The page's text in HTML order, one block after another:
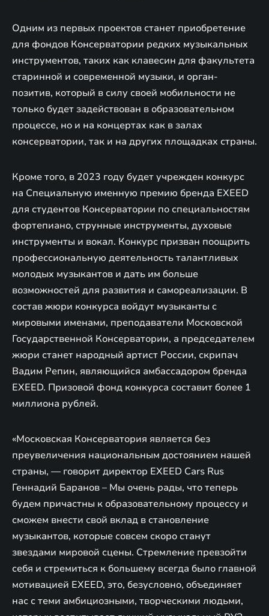
Одним из первых проектов станет приобретение
для фондов Консерватории редких музыкальных
инструментов, таких как клавесин для факультета
старинной и современной музыки, и орган-
позитив, который в силу своей мобильности не
только будет задействован в образовательном
процессе, но и на концертах как в залах
консерватории, так и на других площадках страны.
Кроме того, в 2023 году будет учрежден конкурс
на Специальную именную премию бренда EXEED
для студентов Консерватории по специальностям
фортепиано, струнные инструменты, духовые
инструменты и вокал. Конкурс призван поощрить
профессиональную деятельность талантливых
молодых музыкантов и дать им больше
возможностей для развития и самореализации. В
состав жюри конкурса войдут музыканты с
мировыми именами, преподаватели Московской
Государственной Консерватории, а председателем
жюри станет народный артист России, скрипач
Вадим Репин, являющийся амбассадором бренда
EXEED. Призовой фонд конкурса составит более 1
миллиона рублей.
«Московская Консерватория является без
преувеличения национальным достоянием нашей
страны, — говорит директор EXEED Cars Rus
Геннадий Баранов – Мы очень рады, что теперь
будем причастны к образовательному процессу и
сможем внести свой вклад в становление
музыкантов, которые совсем скоро станут
звездами мировой сцены. Стремление превзойти
себя и стремиться к большему всегда было главной
мотивацией EXEED, это, безусловно, объединяет
нас с теми амбициозными, творческими людьми,